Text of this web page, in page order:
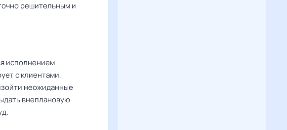
решительным и
исполнением
с клиентами,
неожиданные
внеплановую